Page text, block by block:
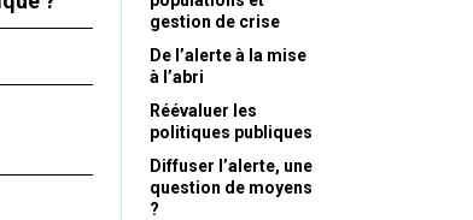
gestion de crise
De l’alerte à la mise
à l’abri
Réévaluer les
politiques publiques
Diffuser l’alerte, une
question de moyens
?